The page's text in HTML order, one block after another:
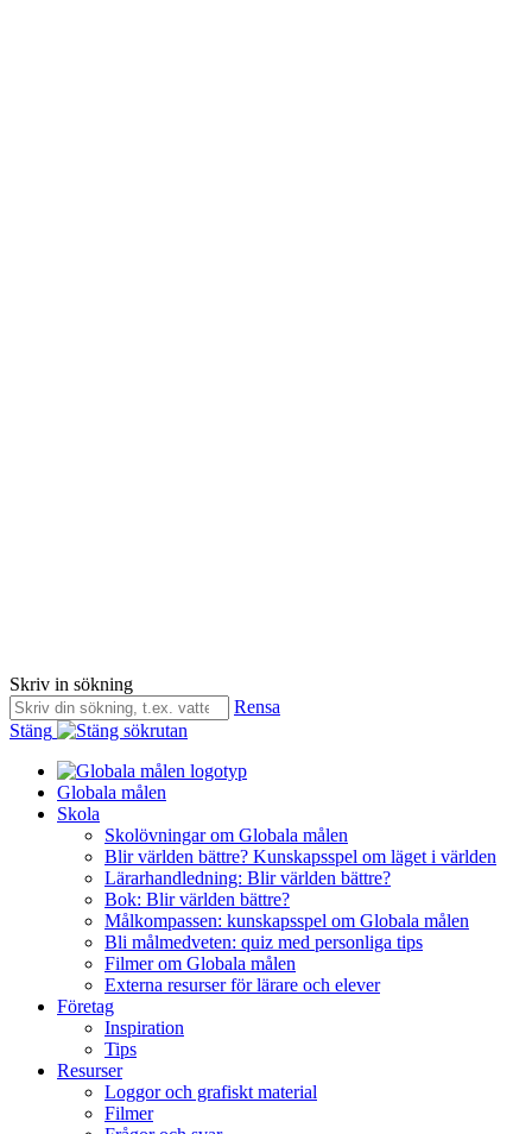
Skriv in sökning
Rensa
Stäng
Globala målen
Skola
Skolövningar om Globala målen
Blir världen bättre? Kunskapsspel om läget i världen
Lärarhandledning: Blir världen bättre?
Bok: Blir världen bättre?
Målkompassen: kunskapsspel om Globala målen
Bli målmedveten: quiz med personliga tips
Filmer om Globala målen
Externa resurser för lärare och elever
Företag
Inspiration
Tips
Resurser
Loggor och grafiskt material
Filmer